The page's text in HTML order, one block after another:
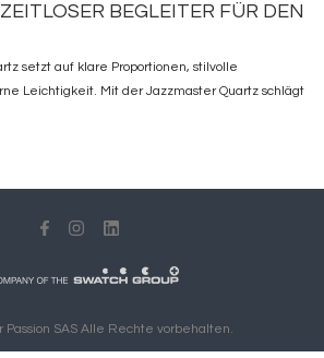
BEGLEITER FÜR DEN
setzt auf klare Proportionen, stilvolle
Leichtigkeit. Mit der Jazzmaster Quartz schlägt
Passion SAS Alle Rechte vorbehalten.